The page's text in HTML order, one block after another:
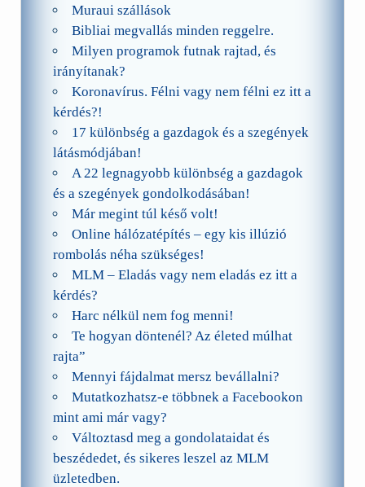
Muraui szállások
Bibliai megvallás minden reggelre.
Milyen programok futnak rajtad, és
irányítanak?
Koronavírus. Félni vagy nem félni ez itt a
kérdés?!
17 különbség a gazdagok és a szegények
látásmódjában!
A 22 legnagyobb különbség a gazdagok
és a szegények gondolkodásában!
Már megint túl késő volt!
Online hálózatépítés – egy kis illúzió
rombolás néha szükséges!
MLM – Eladás vagy nem eladás ez itt a
kérdés?
Harc nélkül nem fog menni!
Te hogyan döntenél? Az életed múlhat
rajta”
Mennyi fájdalmat mersz bevállalni?
Mutatkozhatsz-e többnek a Facebookon
mint ami már vagy?
Változtasd meg a gondolataidat és
beszédedet, és sikeres leszel az MLM
üzletedben.